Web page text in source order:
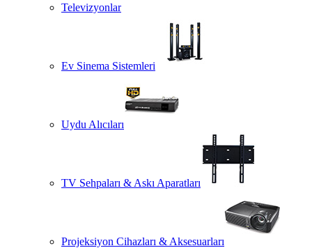
Televizyonlar
Ev Sinema Sistemleri
Uydu Alıcıları
TV Sehpaları & Askı Aparatları
Projeksiyon Cihazları & Aksesuarları